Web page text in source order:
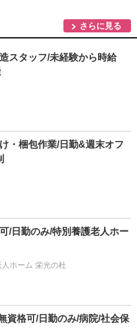
さらに見る
スタッフ/未経験から時給
・梱包作業/日勤&週末オフ
/日勤のみ/特別養護老人ホー
ホーム 栄光の杜
資格可/日勤のみ/病院/社会保